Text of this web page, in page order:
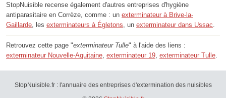
StopNuisible recense également d'autres entreprises d'hygiène
antiparasitaire en Corrèze, comme : un exterminateur à Brive-la-
Gaillarde , les exterminateurs à Égletons , un exterminateur dans Ussac
Retrouvez cette page "exterminateur Tulle" à l'aide des liens :
exterminateur Nouvelle-Aquitaine exterminateur 19 exterminateur Tulle
StopNuisible.fr : l'annuaire des entreprises d'extermination des nuisibles